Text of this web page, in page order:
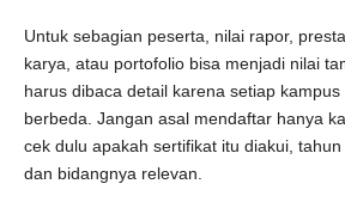
Untuk sebagian peserta, nilai rapor,
karya, atau portofolio bisa menjadi nilai
harus dibaca detail karena setiap
berbeda. Jangan asal mendaftar hanya
cek dulu apakah sertifikat itu diakui,
dan bidangnya relevan.